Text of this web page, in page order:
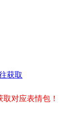
获取
取对应表情包！